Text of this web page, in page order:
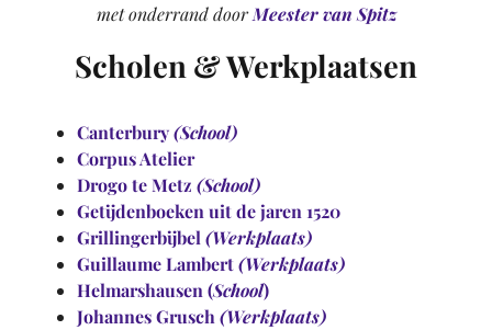
met onderrand door Meester van Spitz
Scholen & Werkplaatsen
Canterbury(School)
Corpus Atelier
Drogo te Metz (School)
Getijdenboeken uit de jaren 1520
Grillingerbijbel (Werkplaats)
Guillaume Lambert(Werkplaats)
Helmarshausen (School)
Johannes Grusch (Werkplaats)